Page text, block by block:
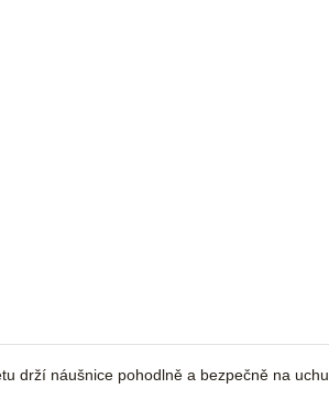
drží náušnice pohodlně a bezpečně na uchu.